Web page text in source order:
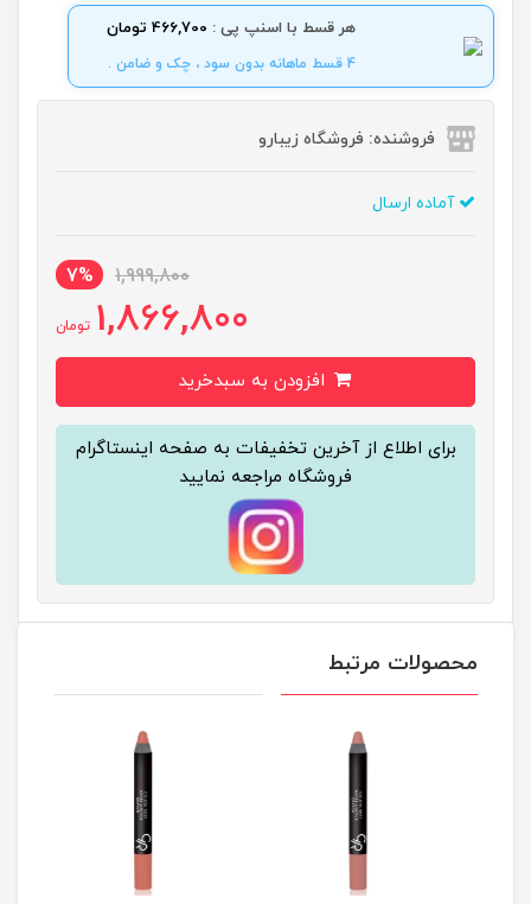
هر قسط با اسنپ پی : 466,700 تومان
4 قسط ماهانه بدون سود ، چک و ضامن .
فروشنده: فروشگاه زیبارو
آماده ارسال
1,999,800
7%
1,866,800 تومان
برای اطلاع از آخرین تخفیفات به صفحه اینستاگرام
فروشگاه مراجعه نمایید
محصولات مرتبط